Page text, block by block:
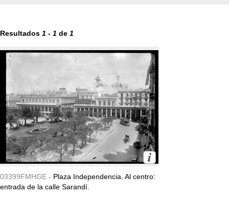
Resultados 1 - 1 de 1
03399FMHGE - Plaza Independencia. Al centro:
entrada de la calle Sarandí.